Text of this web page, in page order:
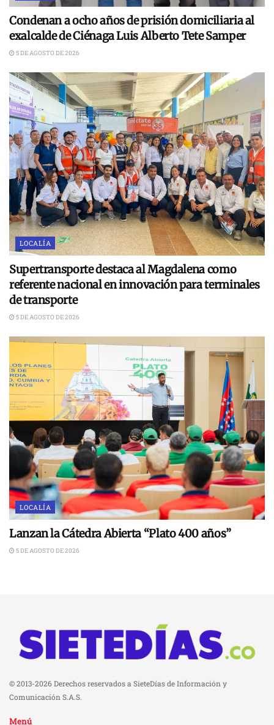
Condenan a ocho años de prisión domiciliaria al
exalcalde de Ciénaga Luis Alberto Tete Samper
5 DE AGOSTO DE 2026
LOCALÍA
Supertransporte destaca al Magdalena como
referente nacional en innovación para terminales
de transporte
5 DE AGOSTO DE 2026
LOCALÍA
Lanzan la Cátedra Abierta “Plato 400 años”
5 DE AGOSTO DE 2026
© 2013-2026 Derechos reservados a SieteDías de Información y
Comunicación S.A.S.
Menú